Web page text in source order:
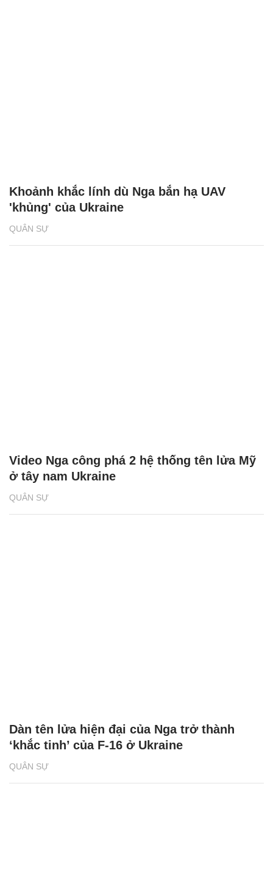
QUÂN SỰ
Khoảnh khắc lính dù Nga bắn hạ UAV
'khủng' của Ukraine
QUÂN SỰ
Video Nga công phá 2 hệ thống tên lửa Mỹ
ở tây nam Ukraine
QUÂN SỰ
Dàn tên lửa hiện đại của Nga trở thành
‘khắc tinh’ của F-16 ở Ukraine